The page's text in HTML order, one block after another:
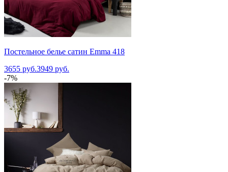
Постельное белье сатин Emma 418
3655 руб.3949 руб.
-7%